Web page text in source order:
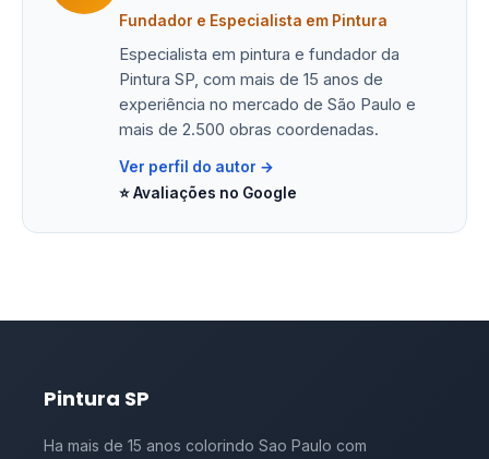
Fundador e Especialista em Pintura
Especialista em pintura e fundador da
Pintura SP, com mais de 15 anos de
experiência no mercado de São Paulo e
mais de 2.500 obras coordenadas.
Ver perfil do autor →
⭐ Avaliações no Google
Pintura SP
Ha mais de 15 anos colorindo Sao Paulo com